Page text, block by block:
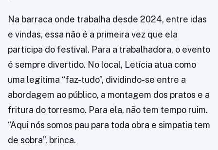
Na barraca onde trabalha desde 2024, entre idas
e vindas, essa não é a primeira vez que ela
participa do festival. Para a trabalhadora, o evento
é sempre divertido. No local, Letícia atua como
uma legítima “faz-tudo”, dividindo-se entre a
abordagem ao público, a montagem dos pratos e a
fritura do torresmo. Para ela, não tem tempo ruim.
“Aqui nós somos pau para toda obra e simpatia tem
de sobra”, brinca.